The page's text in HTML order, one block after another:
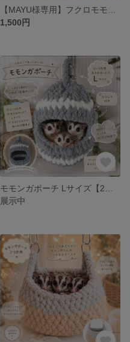
1,500円
展示中